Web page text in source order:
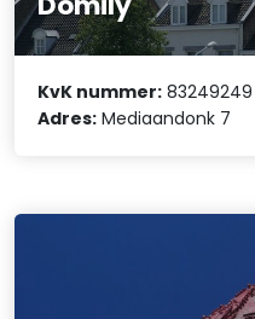
KvK nummer: 83249249
Adres: Mediaandonk 7